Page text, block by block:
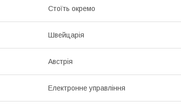
Стоїть окремо
Швейцарія
Австрія
Електронне управління